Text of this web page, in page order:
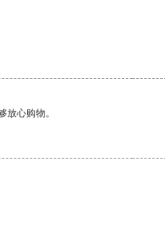
心购物。